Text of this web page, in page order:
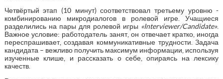
Четвёртый этап (10 минут) соответствовал третьему уровню -
комбинированию микродиалогов в ролевой игре. Учащиеся
разделились на пары для ролевой игры «Interviewer/Candidate».
Важное условие: работодатель занят, он отвечает кратко, иногда
переспрашивает, создавая коммуникативные трудности. Задача
кандидата – вежливо получить максимум информации, используя
изученные клише, и рассказать о себе, опираясь на лексику
качеств.